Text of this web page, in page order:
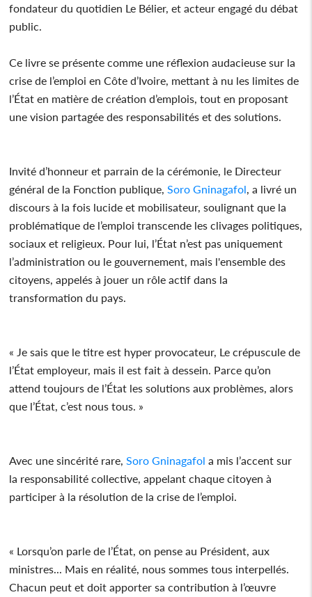
fondateur du quotidien Le Bélier, et acteur engagé du débat
public.
Ce livre se présente comme une réflexion audacieuse sur la
crise de l’emploi en Côte d’Ivoire, mettant à nu les limites de
l’État en matière de création d’emplois, tout en proposant
une vision partagée des responsabilités et des solutions.
Invité d’honneur et parrain de la cérémonie, le Directeur
général de la Fonction publique, Soro Gninagafol , a livré un
discours à la fois lucide et mobilisateur, soulignant que la
problématique de l’emploi transcende les clivages politiques,
sociaux et religieux. Pour lui, l’État n’est pas uniquement
l’administration ou le gouvernement, mais l'ensemble des
citoyens, appelés à jouer un rôle actif dans la
transformation du pays.
« Je sais que le titre est hyper provocateur, Le crépuscule de
l’État employeur, mais il est fait à dessein. Parce qu’on
attend toujours de l’État les solutions aux problèmes, alors
que l’État, c’est nous tous. »
Avec une sincérité rare, Soro Gninagafol a mis l’accent sur
la responsabilité collective, appelant chaque citoyen à
participer à la résolution de la crise de l’emploi.
« Lorsqu’on parle de l’État, on pense au Président, aux
ministres... Mais en réalité, nous sommes tous interpellés.
Chacun peut et doit apporter sa contribution à l’œuvre